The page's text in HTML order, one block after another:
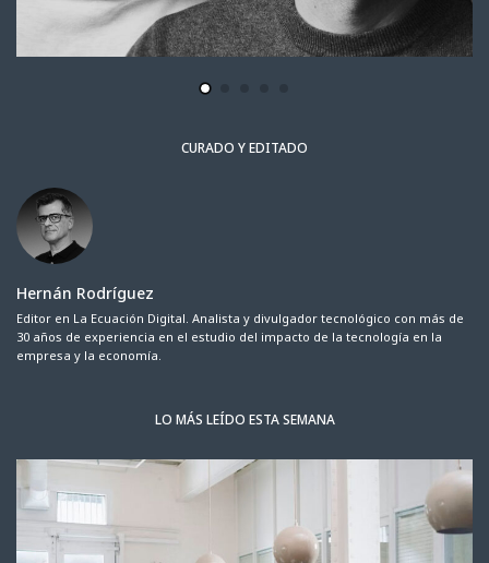
CURADO Y EDITADO
Hernán Rodríguez
Editor en La Ecuación Digital. Analista y divulgador tecnológico con más de
30 años de experiencia en el estudio del impacto de la tecnología en la
empresa y la economía.
LO MÁS LEÍDO ESTA SEMANA